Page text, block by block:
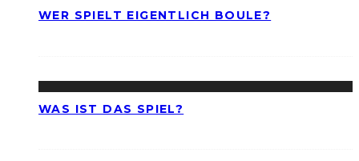
WER SPIELT EIGENTLICH BOULE?
WAS IST DAS SPIEL?